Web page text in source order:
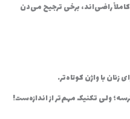
راضی‌اند، برخی ترجیح می‌دن
زنان با واژن کوتاه‌تر.